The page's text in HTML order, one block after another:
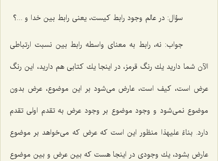
سؤال:در عالم وجود رابط كیست، یعنى رابط بین خدا و ...؟
جواب:نه، رابط به معناى واسطه رابط بین نسبت ارتباطى
الآن شما دارید یك رنگ قرمز، در اینجا یك كتابى هم دارید، این رنگ
عرض است، كیف است، عارض مى‌شود بر این موضوع، عرض بدون
موضوع نمى‌شود و وجود موضوع بر وجود عرض به تقدم اولى تقدم
دارد. بناءً علیهذا منظور این است كه عرض كه مى‌خواهد بر موضوع
عارض بشود، یك وجودى در اینجا هست كه بین عرض و بین موضوع